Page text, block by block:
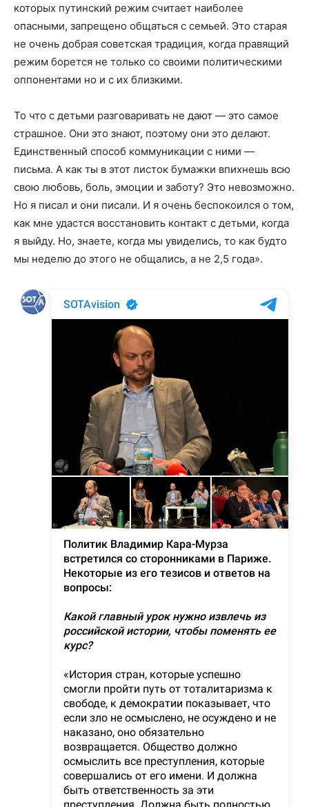
которых путинский режим считает наиболее
опасными, запрещено общаться с семьей. Это старая
не очень добрая советская традиция, когда правящий
режим борется не только со своими политическими
оппонентами но и с их близкими.
То что с детьми разговаривать не дают — это самое
страшное. Они это знают, поэтому они это делают.
Единственный способ коммуникации с ними —
письма. А как ты в этот листок бумажки впихнешь всю
свою любовь, боль, эмоции и заботу? Это невозможно.
Но я писал и они писали. И я очень беспокоился о том,
как мне удастся восстановить контакт с детьми, когда
я выйду. Но, знаете, когда мы увиделись, то как будто
мы неделю до этого не общались, а не 2,5 года».